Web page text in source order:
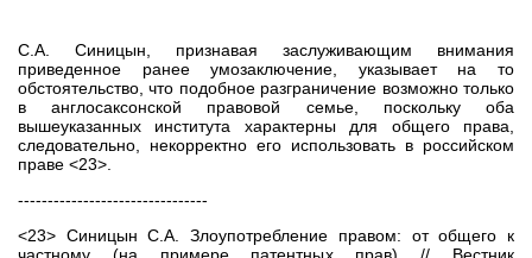
С.А. Синицын, признавая заслуживающим внимания
приведенное ранее умозаключение, указывает на то
обстоятельство, что подобное разграничение возможно только
в англосаксонской правовой семье, поскольку оба
вышеуказанных института характерны для общего права,
следовательно, некорректно его использовать в российском
праве <23>.
--------------------------------
<23> Синицын С.А. Злоупотребление правом: от общего к